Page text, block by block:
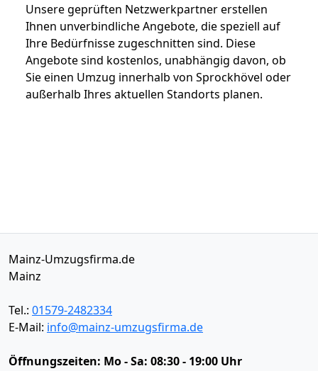
Unsere geprüften Netzwerkpartner erstellen
Ihnen unverbindliche Angebote, die speziell auf
Ihre Bedürfnisse zugeschnitten sind. Diese
Angebote sind kostenlos, unabhängig davon, ob
Sie einen Umzug innerhalb von Sprockhövel oder
außerhalb Ihres aktuellen Standorts planen.
Mainz-Umzugsfirma.de
Mainz
Tel.: 01579-2482334
E-Mail: info@mainz-umzugsfirma.de
Öffnungszeiten: Mo - Sa: 08:30 - 19:00 Uhr